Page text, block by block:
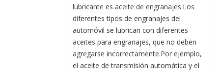
lubricante es aceite de engranajes.Los
diferentes tipos de engranajes del
automóvil se lubrican con diferentes
aceites para engranajes, que no deben
agregarse incorrectamente.Por ejemplo,
el aceite de transmisión automática y el